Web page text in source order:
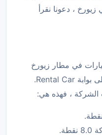
، دعونا نقرأ
في مطار زيورخ
تصنيفًا ممتازًا قدره 8.3 نقاط على بوابة Rental Car.
الشركة ، فهذه هي: